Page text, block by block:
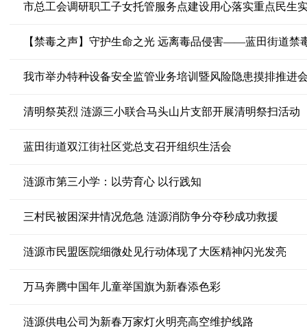
市总工会调研职工子女托管服务点建设用心落实重点民生
【禁毒之声】守护生命之光 远离毒品侵害——蓝田街道禁
我市举办特种设备安全监管业务培训暨风险隐患摸排推进
清明祭英烈 涟源三小联合马头山片支部开展清明祭扫活动
蓝田街道双江街社区党总支召开组织生活会
涟源市第三小学：以劳育心 以行践知
三村民被困深井情况危急 涟源消防争分夺秒成功救援
涟源市民盟医院细微处见行动体现了大医精神闪光发亮
万马奔腾中国年儿童举国旗为新春添色彩
涟源供电公司为新春万家灯火明亮高空维护线路